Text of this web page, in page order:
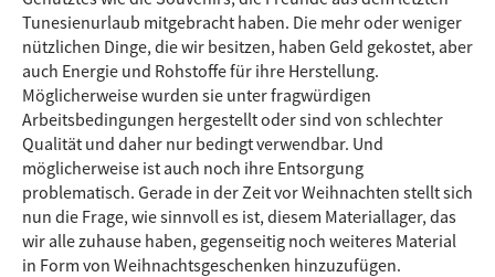
Tunesienurlaub mitgebracht haben. Die mehr oder weniger
nützlichen Dinge, die wir besitzen, haben Geld gekostet, aber
auch Energie und Rohstoffe für ihre Herstellung.
Möglicherweise wurden sie unter fragwürdigen
Arbeitsbedingungen hergestellt oder sind von schlechter
Qualität und daher nur bedingt verwendbar. Und
möglicherweise ist auch noch ihre Entsorgung
problematisch. Gerade in der Zeit vor Weihnachten stellt sich
nun die Frage, wie sinnvoll es ist, diesem Materiallager, das
wir alle zuhause haben, gegenseitig noch weiteres Material
in Form von Weihnachtsgeschenken hinzuzufügen.